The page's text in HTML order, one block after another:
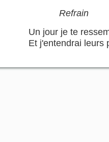
Refrain
Un jour je te
Et j'entendrai leurs